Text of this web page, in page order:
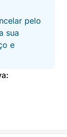
pelo
sua
e